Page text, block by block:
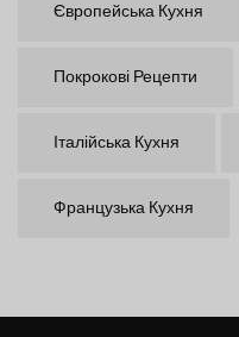
Європейська Кухня
Покрокові Рецепти
Італійська Кухня
Французька Кухня